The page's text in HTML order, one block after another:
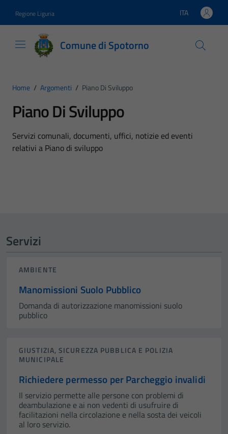
Regione Liguria Lingua attiva:
ITA
Comune di Spotorno
Home / Argomenti / Piano Di Sviluppo
Piano Di Sviluppo
Dettagli dell'argomento
Servizi comunali, documenti, uffici, notizie ed eventi
relativi a Piano di sviluppo
Servizi
AMBIENTE
Manomissioni Suolo Pubblico
Domanda di autorizzazione manomissioni suolo
pubblico
GIUSTIZIA, SICUREZZA PUBBLICA E POLIZIA
MUNICIPALE
Richiedere permesso per Parcheggio invalidi
Il servizio permette alle persone con problemi di
deambulazione e ai non vedenti di usufruire di
facilitazioni nella circolazione e nella sosta dei veicoli
al loro servizio.